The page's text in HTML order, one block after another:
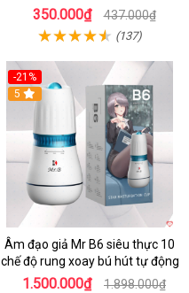
Thước Dương Vật Hiệu Quả
350.000₫ 437.000₫
(137)
-21%
5
Âm đạo giả Mr B6 siêu thực 10
chế độ rung xoay bú hút tự động
1.500.000₫ 1.898.000₫